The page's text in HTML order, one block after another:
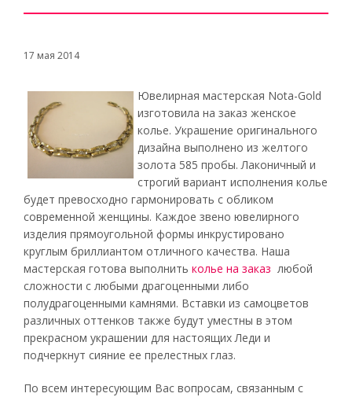
17 мая 2014
Ювелирная мастерская Nota-Gold
изготовила на заказ женское
колье. Украшение оригинального
дизайна выполнено из желтого
золота 585 пробы. Лаконичный и
строгий вариант исполнения колье
будет превосходно гармонировать с обликом
современной женщины. Каждое звено ювелирного
изделия прямоугольной формы инкрустировано
круглым бриллиантом отличного качества. Наша
мастерская готова выполнить колье на заказ любой
сложности с любыми драгоценными либо
полудрагоценными камнями. Вставки из самоцветов
различных оттенков также будут уместны в этом
прекрасном украшении для настоящих Леди и
подчеркнут сияние ее прелестных глаз.
По всем интересующим Вас вопросам, связанным с